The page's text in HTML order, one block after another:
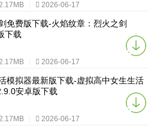
2026-06-17
免费版下载-火焰纹章：烈火之剑
下载
2026-06-17
模拟器最新版下载-虚拟高中女生生活
安卓版下载
2026-06-17